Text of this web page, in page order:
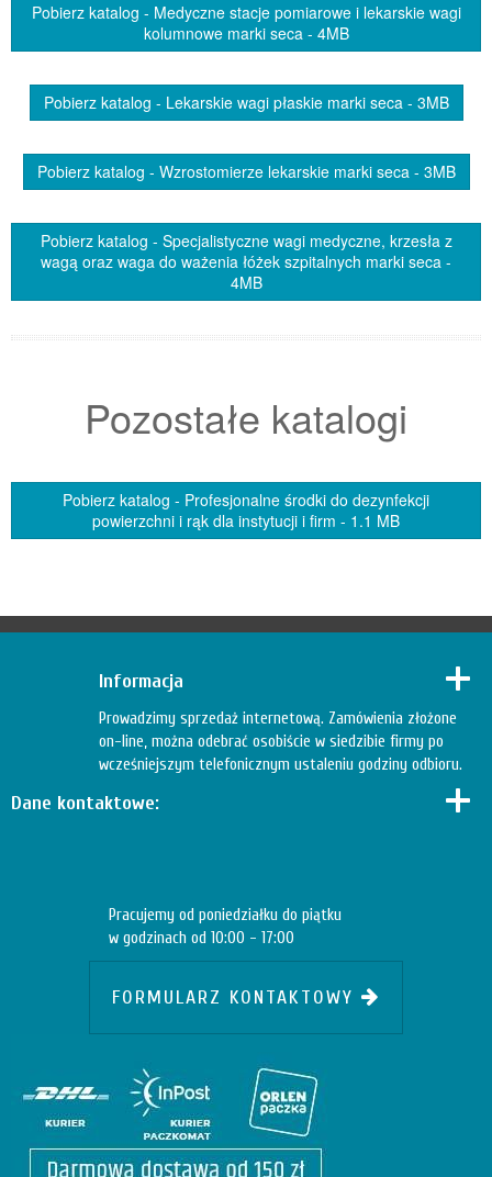
Pobierz katalog - Medyczne stacje pomiarowe i lekarskie wagi
kolumnowe marki seca - 4MB
Pobierz katalog - Lekarskie wagi płaskie marki seca - 3MB
Pobierz katalog - Wzrostomierze lekarskie marki seca - 3MB
Pobierz katalog - Specjalistyczne wagi medyczne, krzesła z
wagą oraz waga do ważenia łóżek szpitalnych marki seca -
4MB
Pozostałe katalogi
Pobierz katalog - Profesjonalne środki do dezynfekcji
powierzchni i rąk dla instytucji i firm - 1.1 MB
Informacja
Prowadzimy sprzedaż internetową. Zamówienia złożone
on-line, można odebrać osobiście w siedzibie firmy po
wcześniejszym telefonicznym ustaleniu godziny odbioru.
Dane kontaktowe:
Pracujemy od poniedziałku do piątku
w godzinach od 10:00 - 17:00
FORMULARZ KONTAKTOWY